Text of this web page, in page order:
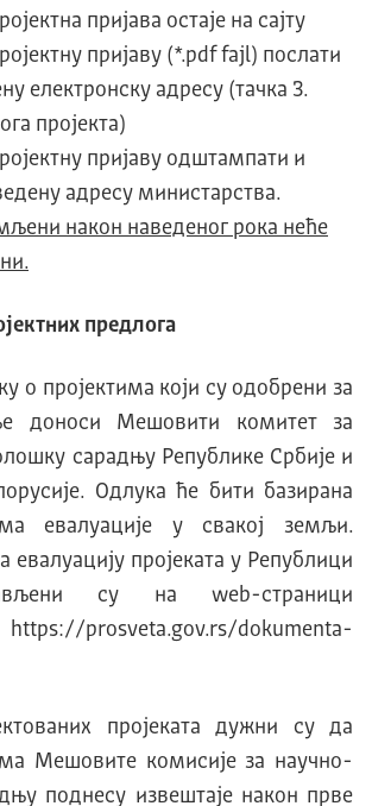
пријавa остаје на сајту
пријаву (*.pdf fajl) послати
електронску адресу (тачка 3.
пројекта)
пријаву одштампати и
адресу министарства.
након наведеног рока неће
предлога
о пројектима који су одобрени за
доноси Мешовити комитет за
сарадњу Републике Србије и
Одлука ће бити базирана
евалуације у свакој земљи.
евалуацију пројеката у Републици
су на web-страници
https://prosveta.gov.rs/dokumenta-
пројеката дужни су да
Мешовите комисије за научно-
поднесу извештаје након прве